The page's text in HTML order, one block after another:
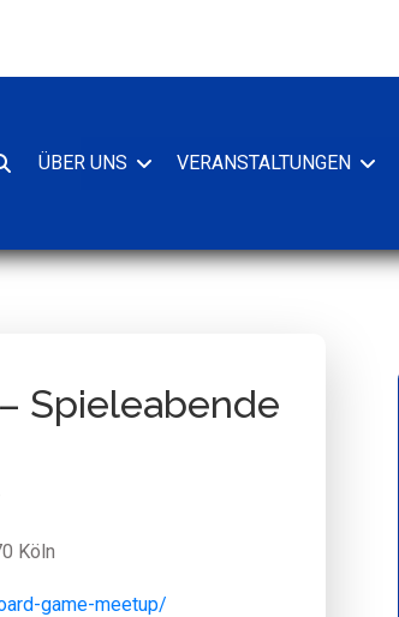
SucheÜBER UNS VERANSTALTUNGEN
Spieleabende
Köln
game-meetup/